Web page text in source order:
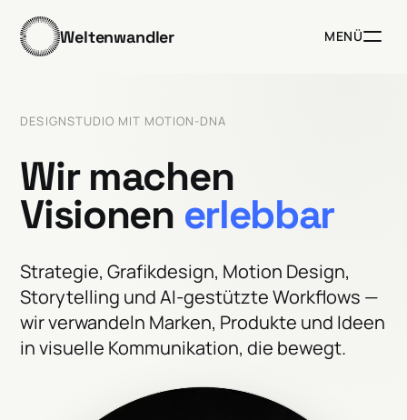
Weltenwandler MENÜ
DESIGNSTUDIO MIT MOTION-DNA
Wir machen
Strategie, Grafikdesign, Motion Design,
Storytelling und AI-gestützte Workflows —
wir verwandeln Marken, Produkte und Ideen
in visuelle Kommunikation, die bewegt.